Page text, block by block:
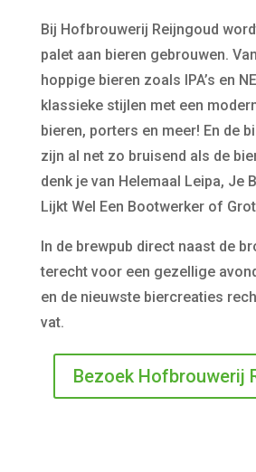
Bij Hofbrouwerij Reijngoud
palet aan bieren gebrouwen.
hoppige bieren zoals IPA’s en
klassieke stijlen met een
bieren, porters en meer! En de
zijn al net zo bruisend als de
denk je van Helemaal Leipa, Je
Lijkt Wel Een Bootwerker of
In de brewpub direct naast de
terecht voor een gezellige
en de nieuwste biercreaties
vat.
Bezoek Hofbrouwerij